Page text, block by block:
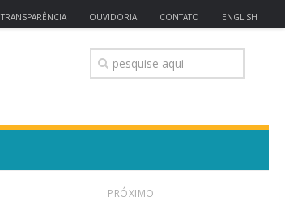
TRANSPARÊNCIA OUVIDORIA CONTATO ENGLISH
PRÓXIMO